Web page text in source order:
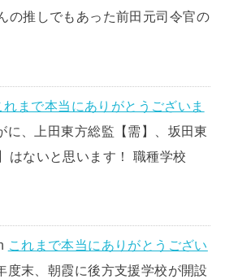
の推しでもあった前田元司令官の
れまで本当にありがとうございま
に、上田東方総監【需】、坂田東
はないと思います！ 職種学校
これまで本当にありがとうござい
度末、朝霞に後方支援学校が開設